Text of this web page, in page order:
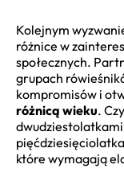
Kolejnym
różnice w
społecznych.
grupach
kompromisów i
różnicą wieku.
które wymagają